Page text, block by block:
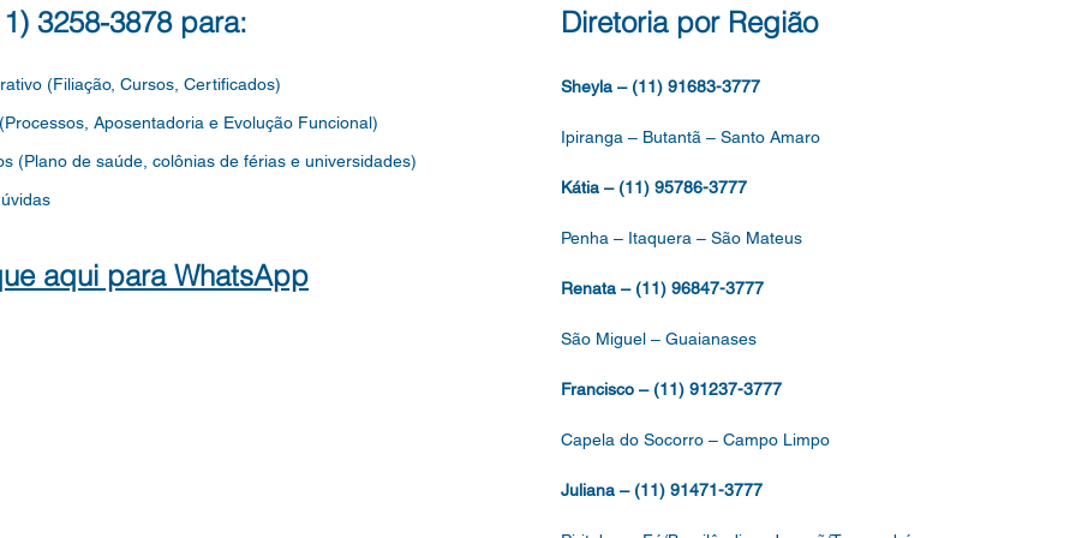
3258-3878 para:
(Filiação, Cursos, Certificados)
Aposentadoria e Evolução Funcional)
(Plano de saúde, colônias de férias e universidades)
aqui para WhatsApp
Diretoria por Região
Sheyla – (11) 91683-3777
Ipiranga – Butantã – Santo Amaro
Kátia – (11) 95786-3777
Penha – Itaquera – São Mateus
Renata – (11) 96847-3777
São Miguel – Guaianases
Francisco – (11) 91237-3777
Capela do Socorro – Campo Limpo
Juliana – (11) 91471-3777